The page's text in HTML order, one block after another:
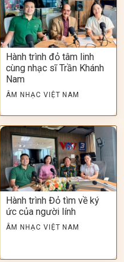
Hành trình đỏ tâm linh
cùng nhạc sĩ Trần Khánh
Nam
ÂM NHẠC VIỆT NAM
Hành trình Đỏ tìm về ký
ức của người lính
ÂM NHẠC VIỆT NAM